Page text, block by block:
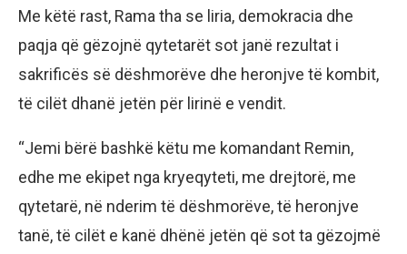
Me këtë rast, Rama tha se liria, demokracia dhe
paqja që gëzojnë qytetarët sot janë rezultat i
sakrificës së dëshmorëve dhe heronjve të kombit,
të cilët dhanë jetën për lirinë e vendit.
“Jemi bërë bashkë këtu me komandant Remin,
edhe me ekipet nga kryeqyteti, me drejtorë, me
qytetarë, në nderim të dëshmorëve, të heronjve
tanë, të cilët e kanë dhënë jetën që sot ta gëzojmë